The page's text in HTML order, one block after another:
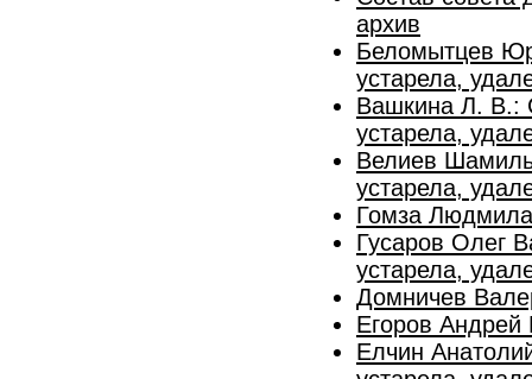
архив
Беломытцев
устарела,
Вашкина Л. В.:
устарела,
Велиев
устарела,
Гомза
Гусаров Олег
устарела,
Домничев
Егоров Андрей
Елчин